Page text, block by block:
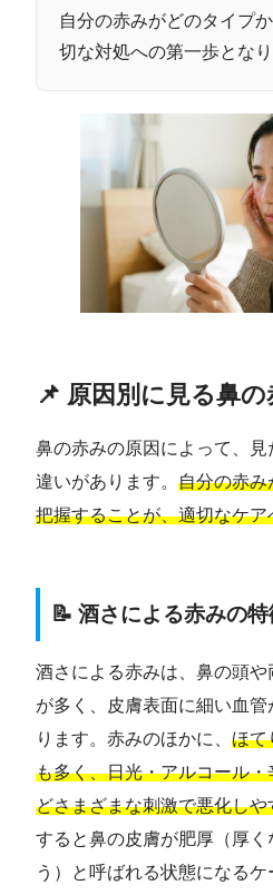
自分の赤みがどのタイプ
切な対処への第一歩となり
📌 原因別に見る鼻
鼻の赤みの原因によって、
違いがあります。 自分の赤み
把握することが、適切なケ
📝 酒さによる赤みの
酒さによる赤みは、鼻の頭
が多く、皮膚表面に細い血
ります。赤みのほかに、 ほて
も多く、日光・アルコール
どさまざまな刺激で悪化し
すると鼻の皮膚が肥厚（厚
う）と呼ばれる状態になるケ